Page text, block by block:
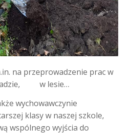
na przeprowadzenie prac w
sadzie, w lesie…
wychowawczynie
klasy w naszej szkole,
wspólnego wyjścia do